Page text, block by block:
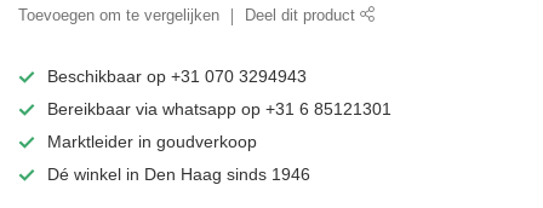
Toevoegen om te vergelijken Deel dit product
Beschikbaar op +31 070 3294943
Bereikbaar via whatsapp op +31 6 85121301
Marktleider in goudverkoop
Dé winkel in Den Haag sinds 1946